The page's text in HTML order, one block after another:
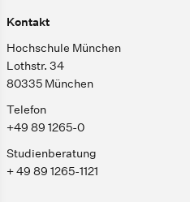
Kontakt
Hochschule München
Lothstr. 34
80335 München
Telefon
+49 89 1265-0
Studienberatung
+ 49 89 1265-1121